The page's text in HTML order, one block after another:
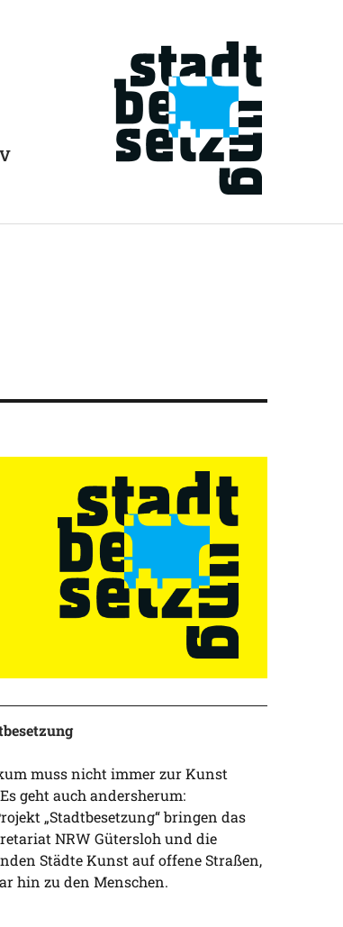
muss nicht immer zur Kunst
geht auch andersherum:
„Stadtbesetzung“ bringen das
NRW Gütersloh und die
Städte Kunst auf offene Straßen,
hin zu den Menschen.